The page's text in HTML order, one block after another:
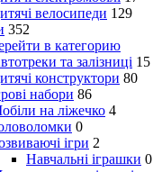
велосипеди 129
352
в категорию
та залізниці 15
конструктори 80
набори 86
на ліжечко 4
0
ігри 2
Навчальні іграшки 0